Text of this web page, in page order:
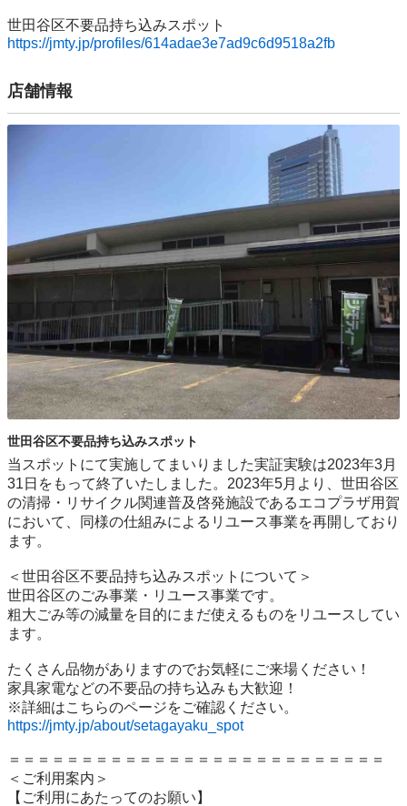
https://jmty.jp/profiles/614adae3e7ad9c6d9518a2fb
店舗情報
世田谷区不要品持ち込みスポット
当スポットにて実施してまいりました実証実験は2023年3月
31日をもって終了いたしました。2023年5月より、世田谷区
の清掃・リサイクル関連普及啓発施設であるエコプラザ用賀
において、同様の仕組みによるリユース事業を再開しており
ます。
＜世田谷区不要品持ち込みスポットについて＞
世⽥⾕区のごみ事業・リユース事業です。
粗⼤ごみ等の減量を⽬的にまだ使えるものをリユースしてい
ます。
たくさん品物がありますのでお気軽にご来場ください！
家具家電などの不要品の持ち込みも大歓迎！
https://jmty.jp/about/setagayaku_spot
＝＝＝＝＝＝＝＝＝＝＝＝＝＝＝＝＝＝＝＝＝＝＝＝＝＝
＜ご利用案内＞
【ご利用にあたってのお願い】